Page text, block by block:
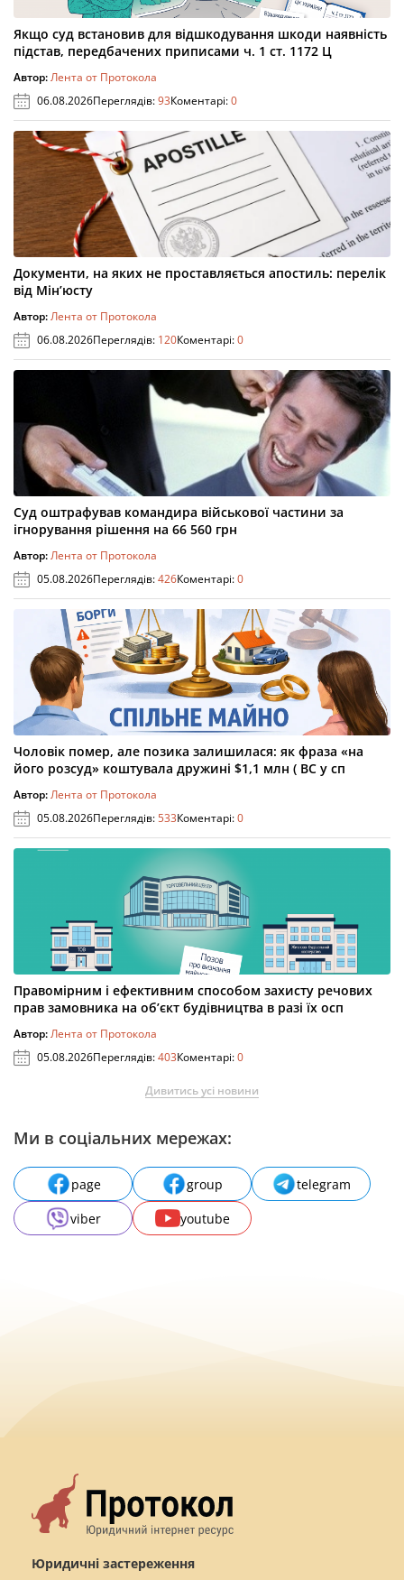
Якщо суд встановив для відшкодування шкоди наявність
підстав, передбачених приписами ч. 1 ст. 1172 Ц
Автор:Лента от Протокола
06.08.2026Переглядів:93Коментарі:0
Документи, на яких не проставляється апостиль: перелік
від Мін’юсту
Автор:Лента от Протокола
06.08.2026Переглядів: 120Коментарі:0
Суд оштрафував командира військової частини за
ігнорування рішення на 66 560 грн
Автор:Лента от Протокола
05.08.2026Переглядів:426Коментарі:0
Чоловік помер, але позика залишилася: як фраза «на
його розсуд» коштувала дружині $1,1 млн ( ВС у сп
Автор:Лента от Протокола
05.08.2026Переглядів:533Коментарі:0
Правомірним і ефективним способом захисту речових
прав замовника на об’єкт будівництва в разі їх осп
Автор:Лента от Протокола
05.08.2026Переглядів:403Коментарі:0
Дивитись усі новини
Ми в соціальних мережах:
page group
telegram
viber
youtube
Юридичні застереження